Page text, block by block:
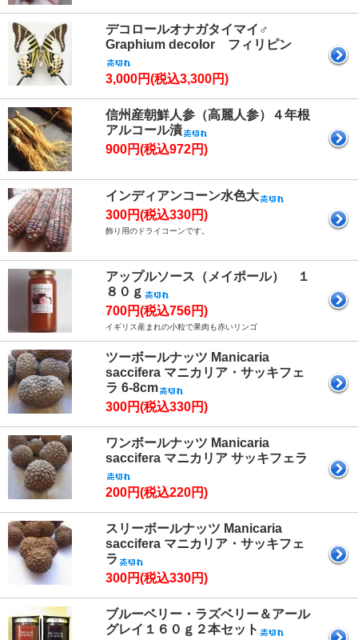
デコロールオナガタイマイ♂
Graphium decolor フィリピン
3,000円(税込3,300円)
信州産朝鮮人参（高麗人参）４年根
アルコール漬
900円(税込972円)
インディアンコーン水色大
300円(税込330円)
飾り用のドライコーンです。
アップルソース（メイポール） １
８０ｇ
700円(税込756円)
イギリス産まれの小粒で果肉も赤いリンゴ
ツーボールナッツ Manicaria
saccifera マニカリア・サッキフェ
ラ 6-8cm
300円(税込330円)
ワンボールナッツ Manicaria
saccifera マニカリア サッキフェラ
200円(税込220円)
スリーボールナッツ Manicaria
saccifera マニカリア・サッキフェ
ラ
300円(税込330円)
ブルーベリー・ラズベリー＆アール
グレイ１６０ｇ２本セット